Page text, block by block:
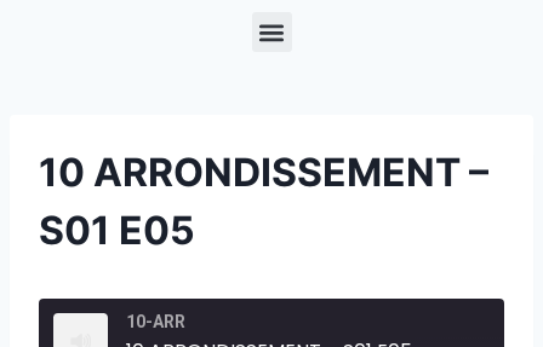
10 ARRONDISSEMENT –
S01 E05
10-ARR